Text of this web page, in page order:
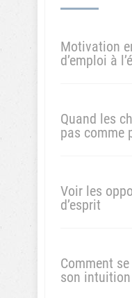
De
nouveaux
2022 !